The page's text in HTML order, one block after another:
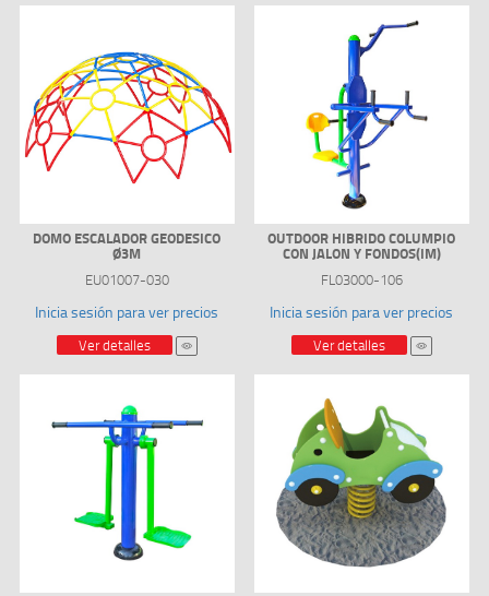
DOMO ESCALADOR GEODESICO
Ø3M
EU01007-030
Inicia sesión para ver precios
Ver detalles
OUTDOOR HIBRIDO COLUMPIO
CON JALON Y FONDOS(IM)
FL03000-106
Inicia sesión para ver precios
Ver detalles